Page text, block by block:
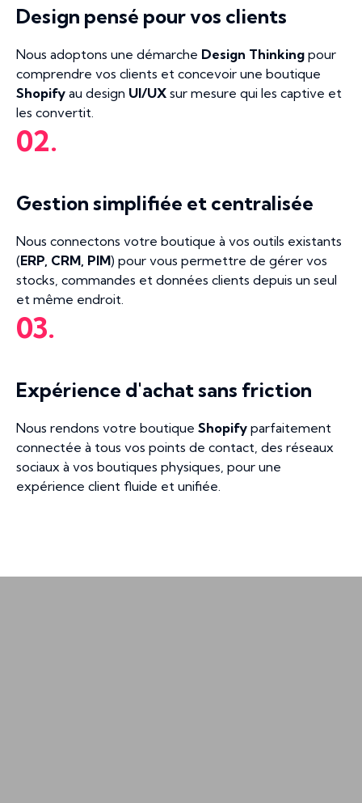
Design pensé pour vos clients
Nous adoptons une démarche Design Thinking pour
comprendre vos clients et concevoir une boutique
Shopify au design UI/UX sur mesure qui les captive et
les convertit.
02.
Gestion simplifiée et centralisée
Nous connectons votre boutique à vos outils existants
(ERP, CRM, PIM) pour vous permettre de gérer vos
stocks, commandes et données clients depuis un seul
et même endroit.
03.
Expérience d'achat sans friction
Nous rendons votre boutique Shopify parfaitement
connectée à tous vos points de contact, des réseaux
sociaux à vos boutiques physiques, pour une
expérience client fluide et unifiée.